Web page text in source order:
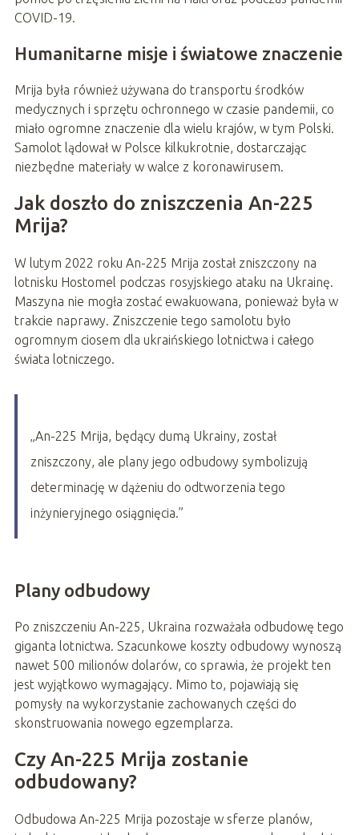
COVID-19.
Humanitarne misje i światowe znaczenie
Mrija była również używana do transportu środków
medycznych i sprzętu ochronnego w czasie pandemii, co
miało ogromne znaczenie dla wielu krajów, w tym Polski.
Samolot lądował w Polsce kilkukrotnie, dostarczając
niezbędne materiały w walce z koronawirusem.
Jak doszło do zniszczenia An-225
Mrija?
W lutym 2022 roku An-225 Mrija został zniszczony na
lotnisku Hostomel podczas rosyjskiego ataku na Ukrainę.
Maszyna nie mogła zostać ewakuowana, ponieważ była w
trakcie naprawy. Zniszczenie tego samolotu było
ogromnym ciosem dla ukraińskiego lotnictwa i całego
świata lotniczego.
„An-225 Mrija, będący dumą Ukrainy, został
zniszczony, ale plany jego odbudowy symbolizują
determinację w dążeniu do odtworzenia tego
inżynieryjnego osiągnięcia.”
Plany odbudowy
Po zniszczeniu An-225, Ukraina rozważała odbudowę tego
giganta lotnictwa. Szacunkowe koszty odbudowy wynoszą
nawet 500 milionów dolarów, co sprawia, że projekt ten
jest wyjątkowo wymagający. Mimo to, pojawiają się
pomysły na wykorzystanie zachowanych części do
skonstruowania nowego egzemplarza.
Czy An-225 Mrija zostanie
odbudowany?
Odbudowa An-225 Mrija pozostaje w sferze planów,